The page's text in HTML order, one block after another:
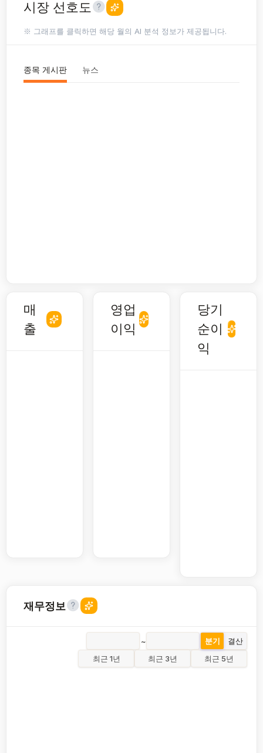
시장 선호도
※ 그래프를 클릭하면 해당 월의 AI 분석 정보가 제공됩니다.
종목 게시판 뉴스
매
출
영업
이익
당기
순이
익
재무정보
~ 분기
결산
최근 1년
최근 3년 최근 5년